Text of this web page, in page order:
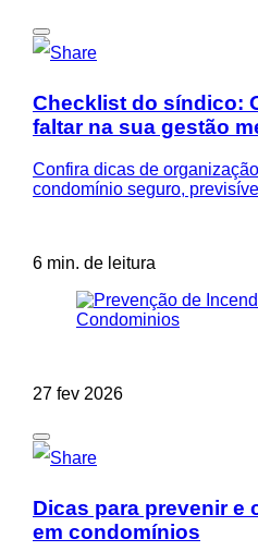
Checklist do síndico:
faltar na sua gestão
Confira dicas de
condomínio seguro,
6 min. de leitura
27 fev 2026
Dicas para prevenir e
em condomínios